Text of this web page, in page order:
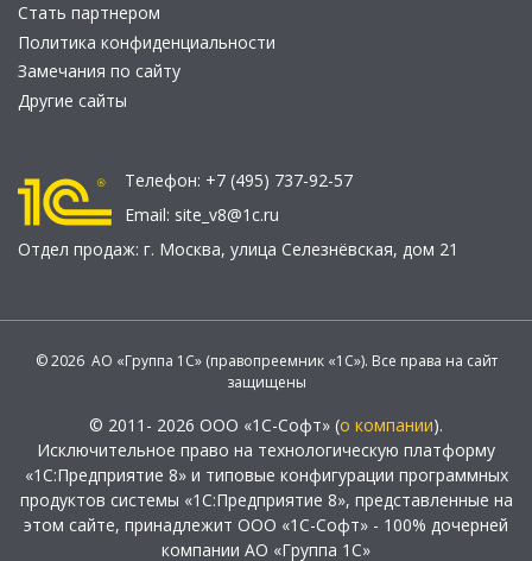
Стать партнером
Политика конфиденциальности
Замечания по сайту
Другие сайты
Телефон: +7 (495) 737-92-57
Email: site_v8@1c.ru
Отдел продаж: г. Москва, улица Селезнёвская, дом 21
© 2026 АО «Группа 1С» (правопреемник «1С»). Все права на сайт
защищены
© 2011- 2026 ООО «1С-Софт» (о компании).
Исключительное право на технологическую платформу
«1С:Предприятие 8» и типовые конфигурации программных
продуктов системы «1С:Предприятие 8», представленные на
этом сайте, принадлежит ООО «1С-Софт» - 100% дочерней
компании АО «Группа 1С»